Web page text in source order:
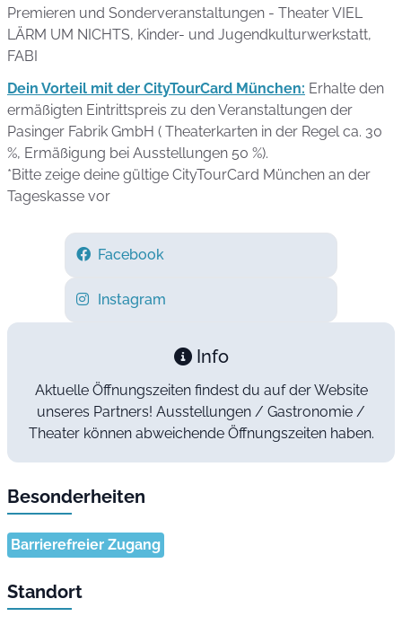
Premieren und Sonderveranstaltungen - Theater VIEL
LÄRM UM NICHTS, Kinder- und Jugendkulturwerkstatt,
FABI
Dein Vorteil mit der CityTourCard München: Erhalte den
ermäßigten Eintrittspreis zu den Veranstaltungen der
Pasinger Fabrik GmbH ( Theaterkarten in der Regel ca. 30
%, Ermäßigung bei Ausstellungen 50 %).
*Bitte zeige deine gültige CityTourCard München an der
Tageskasse vor
Facebook
Instagram
Info
Aktuelle Öffnungszeiten findest du auf der Website
unseres Partners! Ausstellungen / Gastronomie /
Theater können abweichende Öffnungszeiten haben.
Besonderheiten
Barrierefreier Zugang
Standort